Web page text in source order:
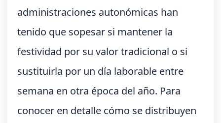
administraciones autonómicas han
tenido que sopesar si mantener la
festividad por su valor tradicional o si
sustituirla por un día laborable entre
semana en otra época del año. Para
conocer en detalle cómo se distribuyen